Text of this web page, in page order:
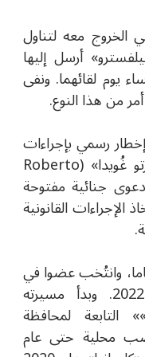
معه لتناول
أرسل إليها
يوم لقائهما. ونفى
من هذا النوع.
رسمي بإجراءات
غُويدا» (Roberto
جنائية مفتوحة
القانونية
54 عاما، وانتُخب عضوا في
مجلس الشيوخ الإيطالي عام 2022. وبدأ مسيرته
التابعة لمحافظة
محلية حتى عام